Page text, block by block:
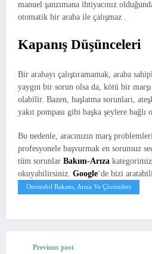
manuel şanzımana ihtiyacınız
otomatik bir araba ile çalışmaz .
Kapanış Düşünceleri
Bir arabayı çalıştıramamak, araba
yaygın bir sorun olsa da, kötü bir
olabilir. Bazen, başlatma sorunları,
yakıt pompası gibi başka şeylere bağlı
Bu nedenle, aracınızın marş
profesyonele başvurmak en sorunsuz
tüm sorunlar Bakım-Arıza
okuyabilirsiniz. Google‘de bizi
Otomobil Bakımı, Arıza Ve Çözümleri
Previous post